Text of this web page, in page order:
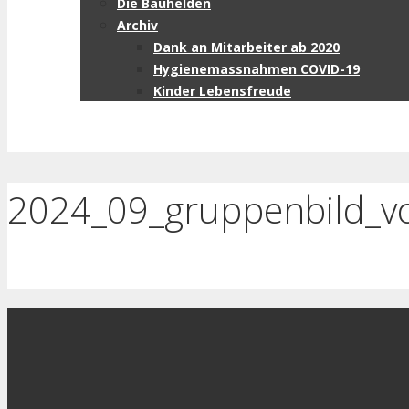
Archiv
Dank an Mitarbeiter ab 2020
Hygienemassnahmen COVID-19
Kinder Lebensfreude